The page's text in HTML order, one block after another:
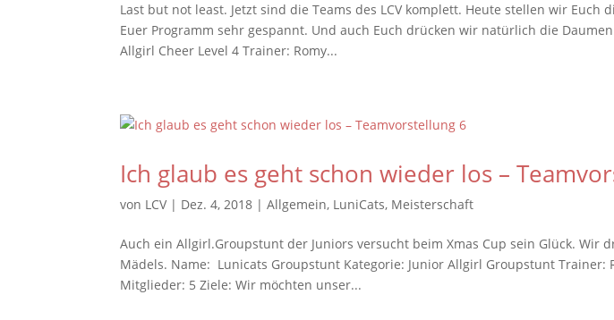
Last but not least. Jetzt sind die Teams des LCV komplett. Heute stellen wir Euch
Euer Programm sehr gespannt. Und auch Euch drücken wir natürlich die
Allgirl Cheer Level 4 Trainer: Romy...
Ich glaub es geht schon wieder los –
von LCV | Dez. 4, 2018 |Allgemein, LuniCats, Meisterschaft
Auch ein Allgirl.Groupstunt der Juniors versucht beim Xmas Cup sein Glück. Wir
Mädels. Name: Lunicats Groupstunt Kategorie: Junior Allgirl Groupstunt Trainer:
Mitglieder: 5 Ziele: Wir möchten unser...